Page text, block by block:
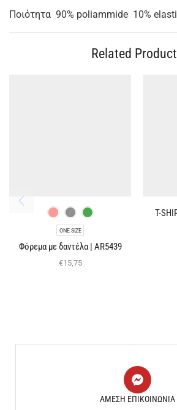
Ποιότητα 90% poliammide 10%
Related
ONE SIZE
Φόρεμα με δαντέλα | AR5439
€15,75
T-
ΑΜΕΣΗ ΕΠΙΚΟΙΝΩΝΙΑ